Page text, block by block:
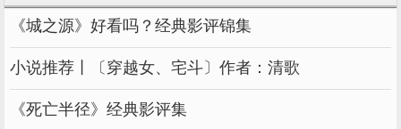
手段能够成就殿下，却不能挽救大周。而那个看
起来暂无用处的匣子，才是大周的命脉。” “他在
与您的这场戏里，扮演了一个尊父的孝子，他的
一举一动，都代表着对先帝的认同。他得位不
正，所以必须靠这份认同，这份父子情深服众，
《城之源》好看吗？经典影评锦集
小说推荐丨〔穿越女、宅斗〕作者：清歌
《死亡半径》经典影评集